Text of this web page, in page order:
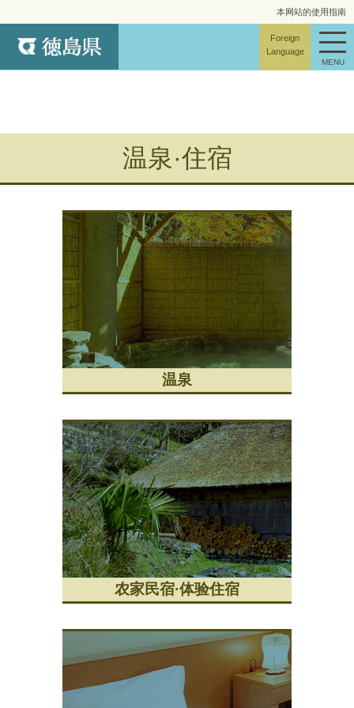
网站地图
本网站的使用指南
Foreign
Language
MENU
温泉·住宿
温泉
农家民宿·体验住宿